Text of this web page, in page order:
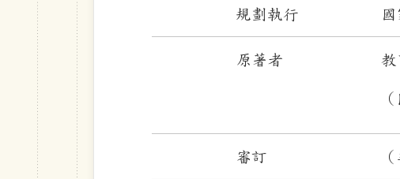
規劃執行 國家
原著者 教育
（民
審訂 （委